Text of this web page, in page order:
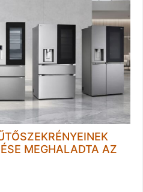
MEGHALADTA AZ